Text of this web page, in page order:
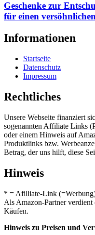
Geschenke zur
für einen
Informationen
Startseite
Datenschutz
Impressum
Rechtliches
Unsere Webseite finanziert
sogenannten Affiliate Links
oder einem Hinweis auf
Produktlinks bzw.
Betrag, der uns hilft, diese
Hinweis
* = Afilliate-Link
Als Amazon-Partner
Käufen.
Hinweis zu Preisen und